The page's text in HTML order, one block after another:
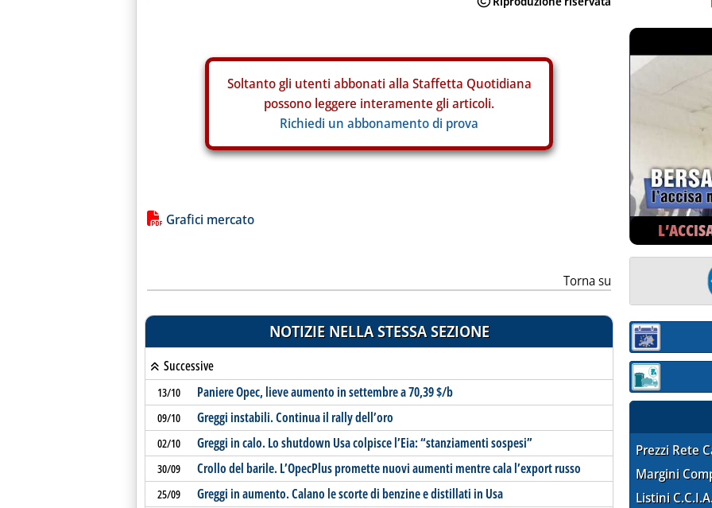
Soltanto gli utenti abbonati alla Staffetta Quotidiana
possono leggere interamente gli articoli.
Richiedi un abbonamento di prova
Lista allegati PDF alla notizia
Grafici mercato
Torna su
NOTIZIE NELLA STESSA SEZIONE
Successive
13/10 Paniere Opec, lieve aumento in settembre a 70,39 $/b
09/10 Greggi instabili. Continua il rally dell’oro
02/10 Greggi in calo. Lo shutdown Usa colpisce l’Eia: “stanziamenti sospesi”
30/09 Crollo del barile. L’OpecPlus promette nuovi aumenti mentre cala l’export russo
25/09 Greggi in aumento. Calano le scorte di benzine e distillati in Usa
Sezione:
Sezione:
Prezzi Rete
Margini
Listini